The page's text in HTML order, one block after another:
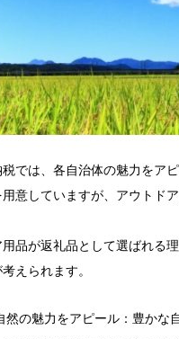
では、各自治体の魅力をア
意していますが、アウトド
品が返礼品として選ばれる
えられます。
然の魅力をアピール：豊かな